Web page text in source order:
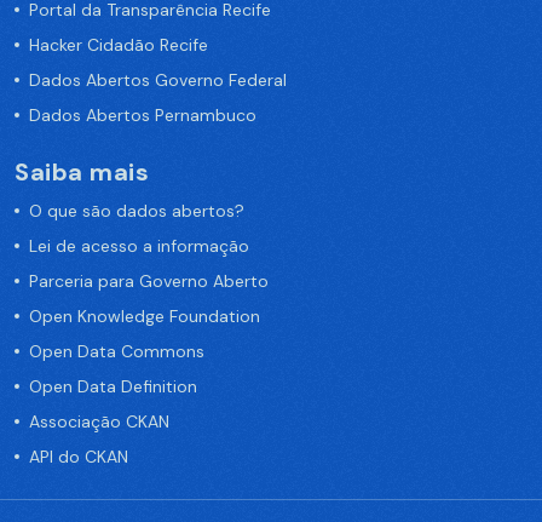
Portal da Transparência Recife
Hacker Cidadão Recife
Dados Abertos Governo Federal
Dados Abertos Pernambuco
Saiba mais
O que são dados abertos?
Lei de acesso a informação
Parceria para Governo Aberto
Open Knowledge Foundation
Open Data Commons
Open Data Definition
Associação CKAN
API do CKAN